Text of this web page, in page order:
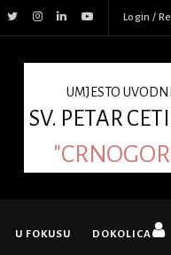
Login /
UMJESTO
SV. PETAR
U FOKUSU DOKOLICA